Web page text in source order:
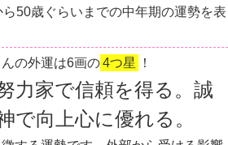
50歳ぐらいまでの中年期の運勢を表
の外運は6画の4つ星 ！
力家で信頼を得る。誠
で向上心に優れる。